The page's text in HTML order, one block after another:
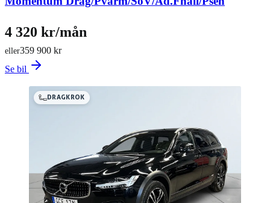
359 900 kr
eller
4 320 kr/mån
Se bil
DRAGKROK